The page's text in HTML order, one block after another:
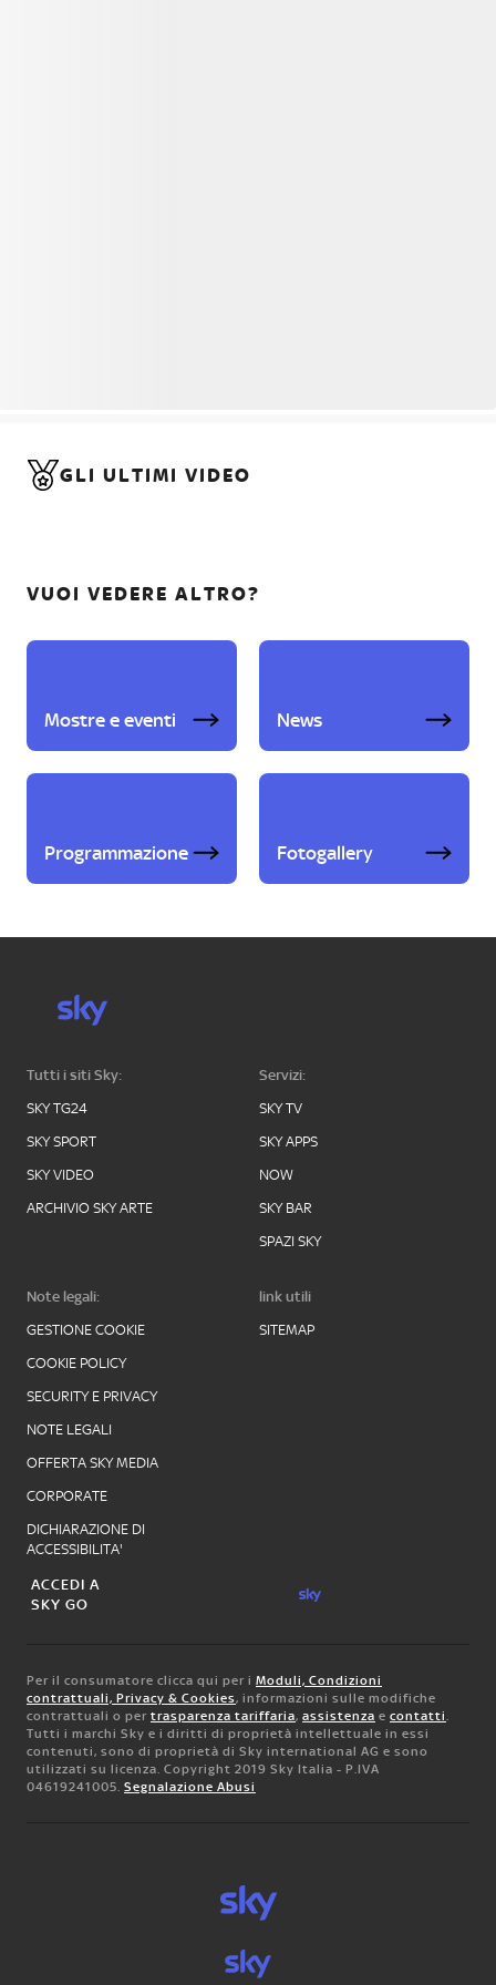
GLI ULTIMI VIDEO
VUOI VEDERE ALTRO?
Mostre e eventi News
Programmazione Fotogallery
Tutti i siti Sky:
SKY TG24
SKY SPORT
SKY VIDEO
ARCHIVIO SKY ARTE
Servizi:
SKY TV
SKY APPS
NOW
SKY BAR
SPAZI SKY
Note legali:
GESTIONE COOKIE
COOKIE POLICY
SECURITY E PRIVACY
NOTE LEGALI
OFFERTA SKY MEDIA
CORPORATE
DICHIARAZIONE DI
ACCESSIBILITA'
link utili
SITEMAP
ACCEDI A
SKY GO
Per il consumatore clicca qui per i Moduli, Condizioni
contrattuali, Privacy & Cookies, informazioni sulle modifiche
contrattuali o per trasparenza tariffaria, assistenza e contatti.
Tutti i marchi Sky e i diritti di proprietà intellettuale in essi
contenuti, sono di proprietà di Sky international AG e sono
utilizzati su licenza. Copyright 2019 Sky Italia - P.IVA
04619241005. Segnalazione Abusi